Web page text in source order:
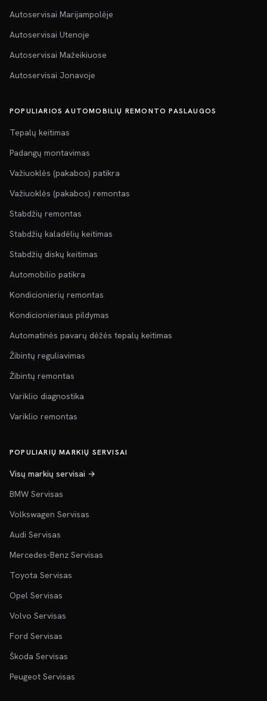
Autoservisai Marijampolėje
Autoservisai Utenoje
Autoservisai Mažeikiuose
Autoservisai Jonavoje
POPULIARIOS AUTOMOBILIŲ REMONTO PASLAUGOS
Tepalų keitimas
Padangų montavimas
Važiuoklės (pakabos) patikra
Važiuoklės (pakabos) remontas
Stabdžių remontas
Stabdžių kaladėlių keitimas
Stabdžių diskų keitimas
Automobilio patikra
Kondicionierių remontas
Kondicionieriaus pildymas
Automatinės pavarų dėžės tepalų keitimas
Žibintų reguliavimas
Žibintų remontas
Variklio diagnostika
Variklio remontas
POPULIARIŲ MARKIŲ SERVISAI
Visų markių servisai →
BMW Servisas
Volkswagen Servisas
Audi Servisas
Mercedes-Benz Servisas
Toyota Servisas
Opel Servisas
Volvo Servisas
Ford Servisas
Škoda Servisas
Peugeot Servisas